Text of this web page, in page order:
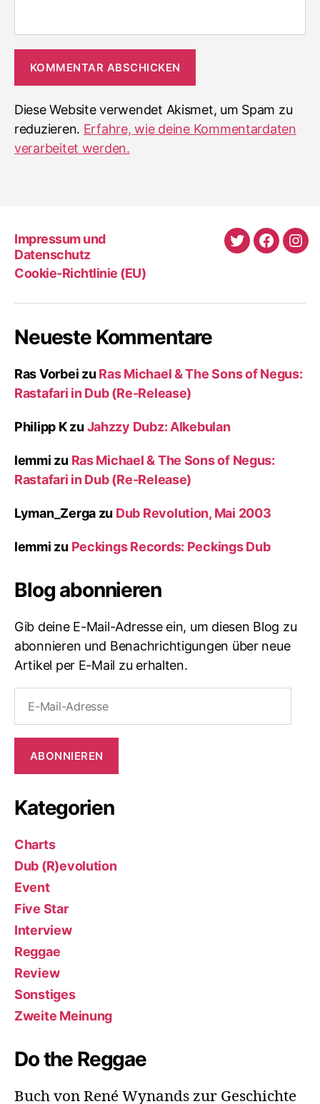
Diese Website verwendet Akismet, um Spam zu
reduzieren. Erfahre, wie deine Kommentardaten
verarbeitet werden.
Impressum und
Datenschutz
Cookie-Richtlinie (EU)
Twitter
Neueste Kommentare
Ras Vorbei zu Ras Michael & The Sons of Negus:
Rastafari in Dub (Re-Release)
Philipp Kzu Jahzzy Dubz: Alkebulan
lemmi zu Ras Michael & The Sons of Negus:
Rastafari in Dub (Re-Release)
Lyman_Zerga zu Dub Revolution, Mai 2003
lemmi zu Peckings Records: Peckings Dub
Blog abonnieren
Gib deine E-Mail-Adresse ein, um diesen Blog zu
abonnieren und Benachrichtigungen über neue
Artikel per E-Mail zu erhalten.
Mail-
ABONNIEREN
Kategorien
Charts
Dub (R)evolution
Event
Five Star
Interview
Reggae
Review
Sonstiges
Zweite Meinung
Do the Reggae
Buch von René Wynands zur Geschichte